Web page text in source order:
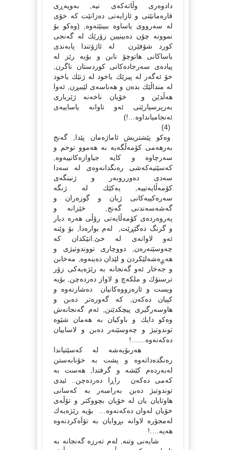
دادوەرى وڵاتەكەى نیە, بەوپەڕى
قارەمانێتى و ئازایەتى دەزانێت كە خۆى
لە سەرووى یاساوە ببینێتەوە, (وەكو بۆ
نموونە چۆن دەبینیین زۆرێك لە گەنجى
كورد شۆفێرن لە ئاژۆتندا پابەندى
یاساكانى هاتوچۆ نابن و بۆیە رێز لە
پیادەى سەرجادەكانى كوردستان ناگرن,
خۆ ئەگەر لە پیرێك یاخود لە ژنێك یاخود
لە منداڵێك بدەن و هەناسەى لێببڕن, ئەوا
هەڵدێن و خۆیان ناخەنە ژێربارى
بەرپرسیارێتى ئەو تاوانە یاساییەى
ئەنجامیانداوە…!)
(4)
وەكو پێشتریش ئاماژەمان پێدا, گەنج
بەرهەمى كۆمەڵگەیە بە هەموو توخم و
سەرچاوە و كایە جیاوازەكانییەوە,
كەسێتیەكەشى رەنگدانەوەى لە سەدا
سەدى دەورروبەر و ژنینگەى
كۆمەڵایەتییە, یەكێك لە ژنگە
سەرەكییەكانى ژیان و گوزەران و
گەشەسەندنى گەنج, خێزانە و
پەروەردەى كۆمەڵایەتى رۆڵى هەرە دیار
و گرنگ دەگێڕێت, لەم بوارەدا, بۆ وێنە
ئەو لاوانەى لە خێ.انێكدان كە
چەوسێنەرەن, دووچارى تووندوتیژى و
هەڕٍەشەلێكردن و لێدان دەینەوە, مەخابن
و جەخار ئەو گەنجانە بە رێژەیەكى زۆر
ترسنۆك و ملكەچ و لاواز دەردەچن, بۆیە
ویست و ئارەزووەكانیان دەشارنەوە و
كپیان دەكەن, كە گەورەتر دەبن و
هاوسەرگیرى پیچكدێنن, ئەم گەنجانەش
وەكو دایك و باوكیان بە هەمان شێوە
توندوتیژ و چەوسێنەر دەبن و لاساییان
دەكەنەوە……!
هەربۆیەشە لە كەسێتیاندا
رەنگدەداتەوە و پشت بە خۆنابەستن
لەبەردەم كێشە و گرفتدا, هەست بە
كەمى دەكەن راڕا دەردەچن.. ئیدى
توندوتیژ دەبن بەرامبەر بە كەسانى
هاوتایان یان لە خۆیان بچووكتر و تۆڵەى
خۆیان لەوان دەكەنەوە… بۆیە رێژەیەك
لەمجۆرە لاوانە بڕوایان بە تۆاَەكردنەوە
هەیە….!
شایەنى وتنە, لەم تەرزە گەنجانە بە